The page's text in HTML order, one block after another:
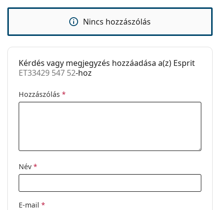
Tok:
Igen
Tisztítókendő:
Igen
Egyéb
Kategória:
Nincs hozzászólás
Kérdés vagy megjegyzés hozzáadása a(z) Esprit
ET33429 547 52-hoz
Hozzászólás *
Név *
E-mail *